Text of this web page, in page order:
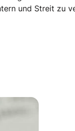
und Streit zu